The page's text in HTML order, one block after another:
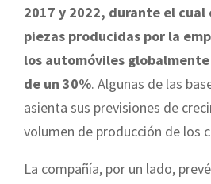
2017 y 2022, durante el
piezas producidas por la
los automóviles
de un 30%. Algunas de las
asienta sus previsiones de
volumen de producción de los
La compañía, por un lado,